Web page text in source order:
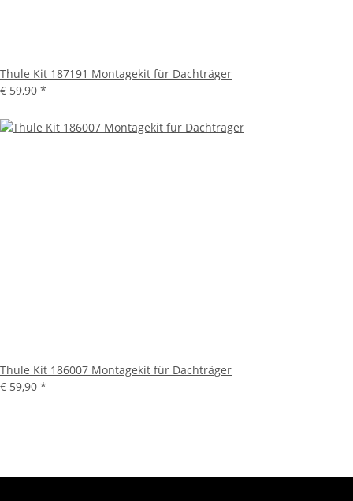
Thule Kit 187191 Montagekit für Dachträger
€ 59,90 *
Thule Kit 186007 Montagekit für Dachträger
€ 59,90 *